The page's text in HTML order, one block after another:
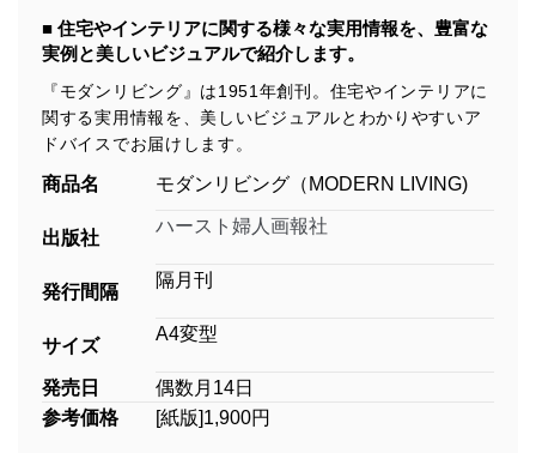
■ 住宅やインテリアに関する様々な実用情報を、豊富な
実例と美しいビジュアルで紹介します。
『モダンリビング』は1951年創刊。住宅やインテリアに
関する実用情報を、美しいビジュアルとわかりやすいア
ドバイスでお届けします。
商品名 モダンリビング（MODERN LIVING)
出版社
ハースト婦人画報社
発行間隔
隔月刊
サイズ
A4変型
発売日
偶数月14日
参考価格
[紙版]1,900円